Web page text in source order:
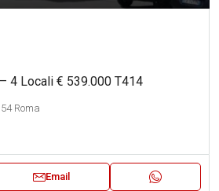
4 Locali € 539.000 T414
Roma
Email